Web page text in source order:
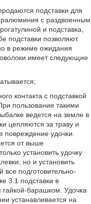
подставки для
с раздвоенным
и подставка,
подставки позволяют
в режиме ожидания
имеет следующие
контакта с подставкой
пользование такими
ведется на земле в
цепляются за траву и
удочки.
от выше
установить удочку
но и установить
все подготовительно-
3.1 подставки в
гайкой-барашком. Удочка
устанавливается на